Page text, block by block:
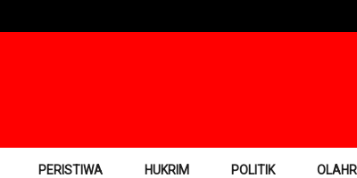
PERISTIWA HUKRIM POLITIK